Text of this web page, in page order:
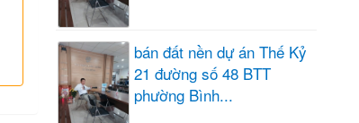
bán đất nền dự án Thế Kỷ
21 đường số 48 BTT
phường Bình...